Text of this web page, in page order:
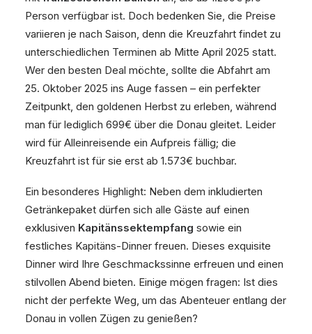
Person verfügbar ist. Doch bedenken Sie, die Preise
variieren je nach Saison, denn die Kreuzfahrt findet zu
unterschiedlichen Terminen ab Mitte April 2025 statt.
Wer den besten Deal möchte, sollte die Abfahrt am
25. Oktober 2025 ins Auge fassen – ein perfekter
Zeitpunkt, den goldenen Herbst zu erleben, während
man für lediglich 699€ über die Donau gleitet. Leider
wird für Alleinreisende ein Aufpreis fällig; die
Kreuzfahrt ist für sie erst ab 1.573€ buchbar.
Ein besonderes Highlight: Neben dem inkludierten
Getränkepaket dürfen sich alle Gäste auf einen
exklusiven Kapitänssektempfang sowie ein
festliches Kapitäns-Dinner freuen. Dieses exquisite
Dinner wird Ihre Geschmackssinne erfreuen und einen
stilvollen Abend bieten. Einige mögen fragen: Ist dies
nicht der perfekte Weg, um das Abenteuer entlang der
Donau in vollen Zügen zu genießen?